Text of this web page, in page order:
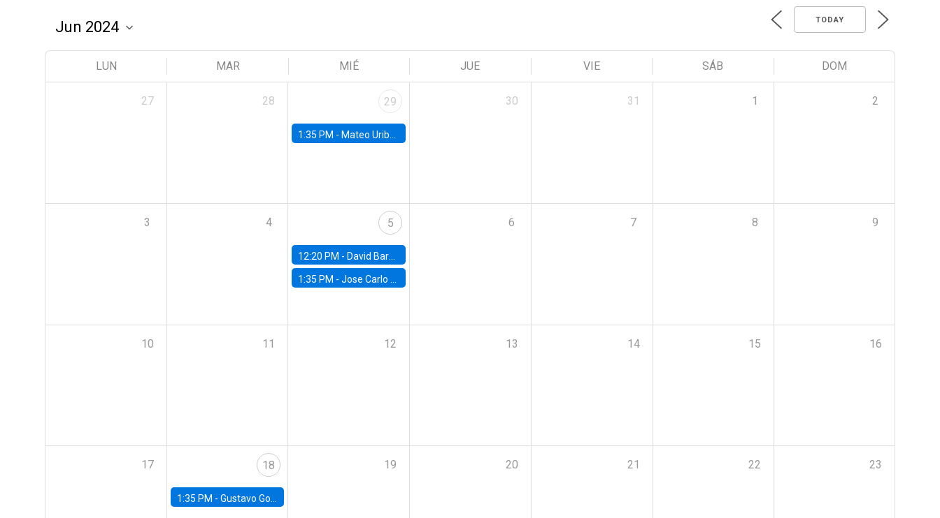
TODAY
LUN MAR MIÉ JUE VIE SÁB DOM
27 28 29
1:35 PM - Mateo Uribe-Castro, Universidad de los Andes (Colombia)
30 31 1 2
3 4 5
12:20 PM - David Bardey, Universidad de los Andes - CEDE
1:35 PM -Jose Carlo Bermudez, UC (ME) & World Bank
6 7 8 9
10 11 12 13 14 15 16
17 18
1:35 PM - Gustavo González, Banco Central de Chile
19 20 21 22 23